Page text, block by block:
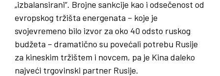
„izbalansirani“. Brojne sankcije kao i odsečenost od
evropskog tržišta energenata – koje je
svojevremeno bilo izvor za oko 40 odsto ruskog
budžeta – dramatično su povećali potrebu Rusije
za kineskim tržištem i novcem, pa je Kina daleko
najveći trgovinski partner Rusije.